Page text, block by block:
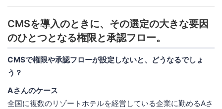
CMSを導入のときに、その選定の大きな要因
のひとつとなる権限と承認フロー。
CMSで権限や承認フローが設定しないと、どうなるでしょ
う？
Aさんのケース
全国に複数のリゾートホテルを経営している企業に勤めるAさ